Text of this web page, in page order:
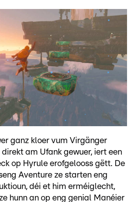
ganz kloer vum Virgänger
am Ufank gewuer, iert een
op Hyrule erofgelooss gëtt. De
Aventure ze starten eng
déi et him erméiglecht,
hunn an op eng genial Manéier